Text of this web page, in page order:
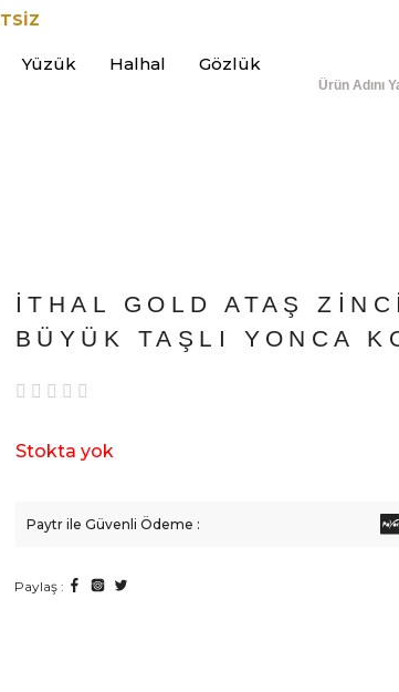
Yüzük Halhal Gözlük
İTHAL GOLD ATAŞ
BÜYÜK TAŞLI YONCA
Stokta yok
Paytr ile Güvenli Ödeme :
Paylaş :